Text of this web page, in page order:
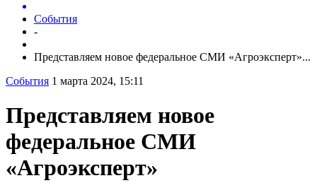
События
-
Представляем новое федеральное СМИ «Агроэксперт»...
События 1 марта 2024, 15:11
Представляем новое
федеральное СМИ
«Агроэксперт»